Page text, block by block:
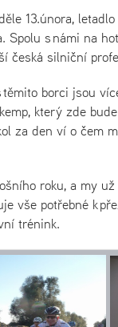
13.února,
Spolu s námi na
česká silniční
borci jsou
který zde
za den ví o čem
roku, a my
vše potřebné k
trénink.